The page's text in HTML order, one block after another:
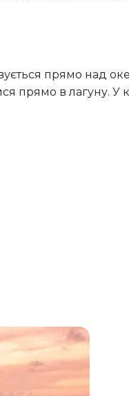
прямо в лагуну. У